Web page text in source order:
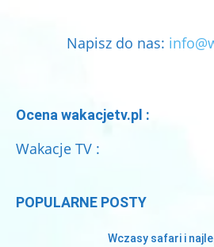
Napisz do nas:
Ocena wakacjetv.pl :
Wakacje TV :
POPULARNE POSTY
Wczasy safari i